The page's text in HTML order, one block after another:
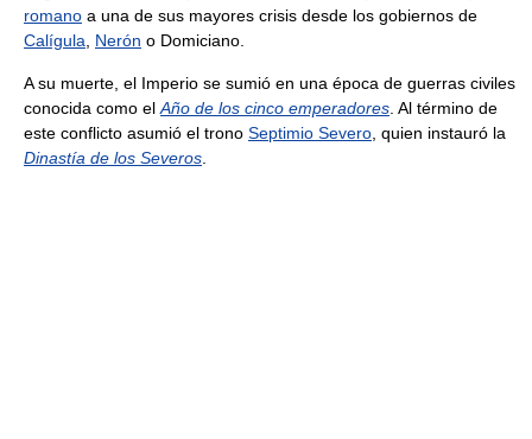
romano a una de sus mayores crisis desde los gobiernos de
Calígula
Nerón o Domiciano.
A su muerte, el Imperio se sumió en una época de guerras civiles
conocida como el Año de los cinco emperadores . Al término de
este conflicto asumió el trono Septimio Severo , quien instauró la
Dinastía de los Severos